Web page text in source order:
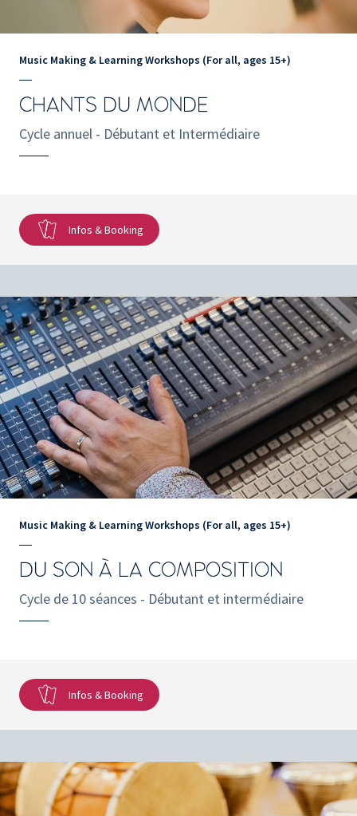
Music Making & Learning Workshops (For all, ages 15+)
CHANTS DU MONDE
Cycle annuel - Débutant et Intermédiaire
Infos & Booking
Music Making & Learning Workshops (For all, ages 15+)
DU SON À LA COMPOSITION
Cycle de 10 séances - Débutant et intermédiaire
Infos & Booking